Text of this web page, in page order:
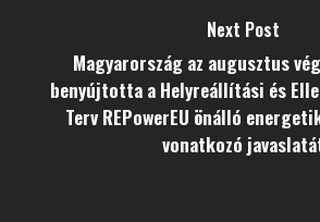
Next Post
Magyarország az augusztus
benyújtotta a Helyreállítási és
Terv REPowerEU önálló
vonatkozó